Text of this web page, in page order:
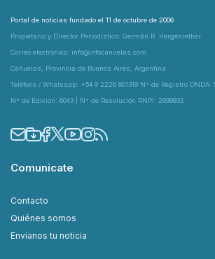
Portal de noticias fundado el 11 de octubre de 2006
Propietario y Director Periodístico: Germán R. Hergenrether
Correo electrónico: info@infocanuelas.com
Cañuelas, Provincia de Buenos Aires, Argentina
Teléfono / Whatsapp: +54 9 2226 601319 N° de Registro DNDA:
N° de Edición: 6043 | N° de Resolución RNPI: 2699932
Comunicate
Contacto
Quiénes somos
Envianos tu noticia